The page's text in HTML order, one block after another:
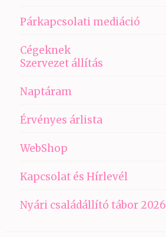
Párkapcsolati mediáció
Cégeknek
Szervezet állítás
Naptáram
Érvényes árlista
WebShop
Kapcsolat és Hírlevél
Nyári családállító tábor 2026